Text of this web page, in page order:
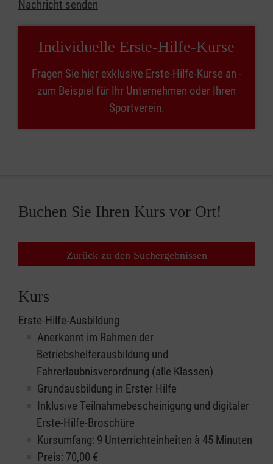
Nachricht senden
Individuelle Erste-Hilfe-Kurse
Fragen Sie hier exklusive Erste-Hilfe-Kurse an -
zum Beispiel für Ihr Unternehmen oder Ihren
Sportverein.
Buchen Sie Ihren Kurs vor Ort!
Zurück zu den Suchergebnissen
Kurs
Erste-Hilfe-Ausbildung
Anerkannt im Rahmen der
Betriebshelferausbildung und
Fahrerlaubnisverordnung (alle Klassen)
Grundausbildung in Erster Hilfe
Inklusive Teilnahmebescheinigung und digitaler
Erste-Hilfe-Broschüre
Kursumfang: 9 Unterrichteinheiten à 45 Minuten
Preis: 70,00 €